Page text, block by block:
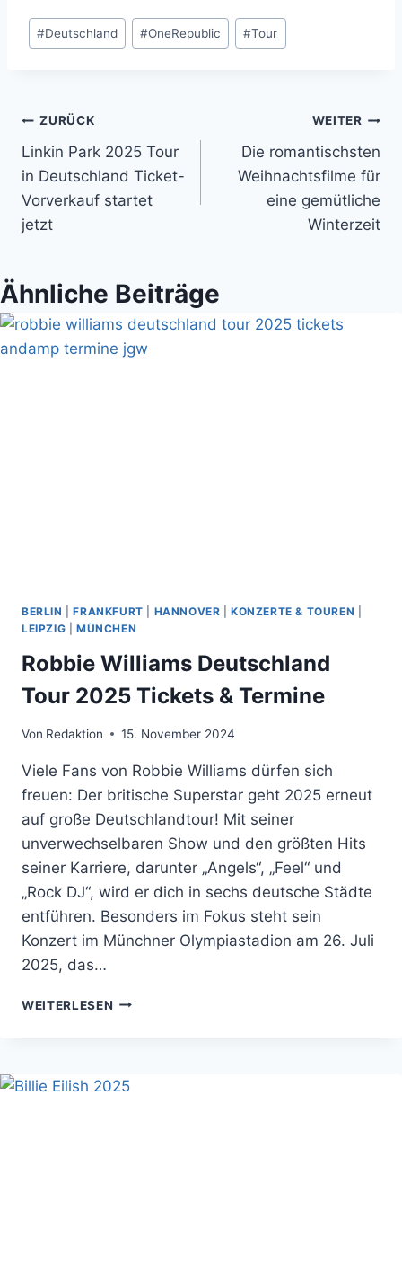
Schlagworte:
#Deutschland #OneRepublic #Tour
Beitragsnavigation
ZURÜCK
Linkin Park 2025 Tour
in Deutschland Ticket-
Vorverkauf startet
jetzt
WEITER
Die romantischsten
Weihnachtsfilme für
eine gemütliche
Winterzeit
Ähnliche Beiträge
BERLIN |FRANKFURT HANNOVER |KONZERTE & TOUREN
LEIPZIG
MÜNCHEN
Robbie Williams Deutschland
Tour 2025 Tickets & Termine
Von Redaktion 15. November 2024
Viele Fans von Robbie Williams dürfen sich
freuen: Der britische Superstar geht 2025 erneut
auf große Deutschlandtour! Mit seiner
unverwechselbaren Show und den größten Hits
seiner Karriere, darunter „Angels“, „Feel“ und
„Rock DJ“, wird er dich in sechs deutsche Städte
entführen. Besonders im Fokus steht sein
Konzert im Münchner Olympiastadion am 26. Juli
2025, das…
WEITERLESEN ROBBIE
2025
TICKETS